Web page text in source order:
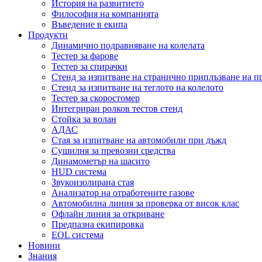
История на развитието
Философия на компанията
Въведение в екипа
Продукти
Динамично подравняване на колелата
Тестер за фарове
Тестер за спирачки
Стенд за изпитване на странично приплъзване на
Стенд за изпитване на теглото на колелото
Тестер за скоростомер
Интегриран ролков тестов стенд
Стойка за волан
АДАС
Стая за изпитване на автомобили при дъжд
Сушилня за превозни средства
Динамометър на шасито
HUD система
Звукоизолирана стая
Анализатор на отработените газове
Автомобилна линия за проверка от висок клас
Офлайн линия за откриване
Предпазна екипировка
EOL система
Новини
Знания